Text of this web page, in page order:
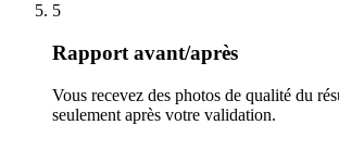
5
Rapport avant/après
Vous recevez des photos de qualité du
seulement après votre validation.